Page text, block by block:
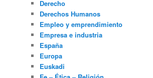
Derecho
Derechos Humanos
Empleo y emprendimiento
Empresa e industria
España
Europa
Euskadi